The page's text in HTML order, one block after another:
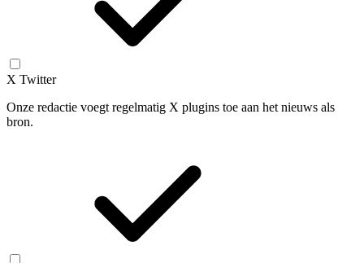
X Twitter
Onze redactie voegt regelmatig X plugins toe aan het nieuws als
bron.